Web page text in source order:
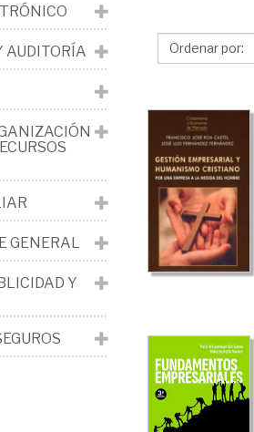
Gestión
empresas
sobre
gestión
AUDITORÍA
GENERAL
Y